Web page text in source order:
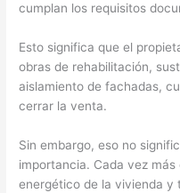
cumplan los requisitos
Esto significa que el
obras de rehabilitación,
aislamiento de fachadas,
cerrar la venta.
Sin embargo, eso no
importancia. Cada vez
energético de la vivienda y